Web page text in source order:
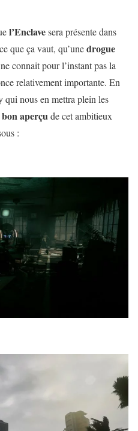
l’Enclavesera présente dans
que ça vaut, qu’unedrogue
connait pour l’instant pas la
relativement importante. En
qui nous en mettra plein les
bon aperçude cet ambitieux
: